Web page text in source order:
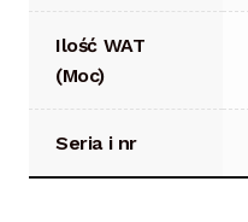
Ilość WAT
(Moc)
Seria i nr